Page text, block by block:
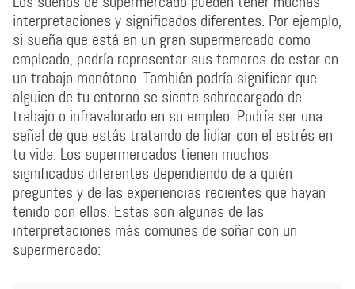
interpretaciones y significados diferentes. Por ejemplo,
si sueña que está en un gran supermercado como
empleado, podría representar sus temores de estar en
un trabajo monótono. También podría significar que
alguien de tu entorno se siente sobrecargado de
trabajo o infravalorado en su empleo. Podría ser una
señal de que estás tratando de lidiar con el estrés en
tu vida. Los supermercados tienen muchos
significados diferentes dependiendo de a quién
preguntes y de las experiencias recientes que hayan
tenido con ellos. Estas son algunas de las
interpretaciones más comunes de soñar con un
supermercado: